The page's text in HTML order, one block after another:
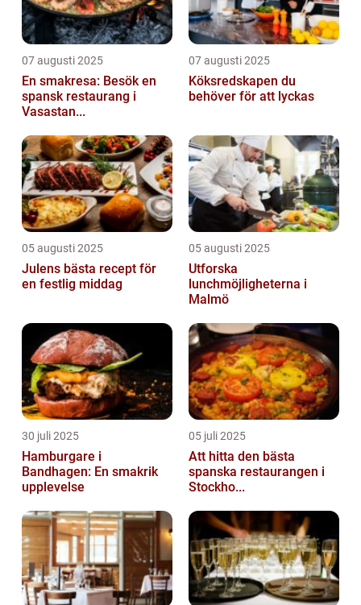
07 augusti 2025
En smakresa: Besök en
spansk restaurang i
Vasastan...
07 augusti 2025
Köksredskapen du
behöver för att lyckas
05 augusti 2025
Julens bästa recept för
en festlig middag
05 augusti 2025
Utforska
lunchmöjligheterna i
Malmö
30 juli 2025
Hamburgare i
Bandhagen: En smakrik
upplevelse
05 juli 2025
Att hitta den bästa
spanska restaurangen i
Stockho...